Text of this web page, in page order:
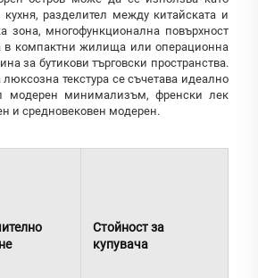
кухня, разделител между китайската и
зона, многофункционална повърхност
в компактни жилища или операционна
за бутикови търговски пространства.
люксозна текстура се съчетава идеално
модерен минимализъм, френски лек
и средновековен модерен.
Стойност за
купувача